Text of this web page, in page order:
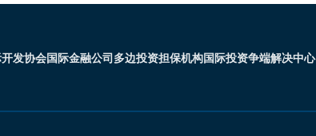
发协会国际金融公司多边投资担保机构国际投资争端解决中心